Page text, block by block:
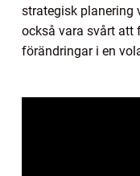
strategisk planering
också vara svårt att
förändringar i en